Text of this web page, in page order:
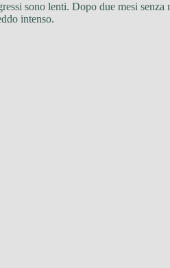
sono lenti. Dopo due mesi senza
intenso.